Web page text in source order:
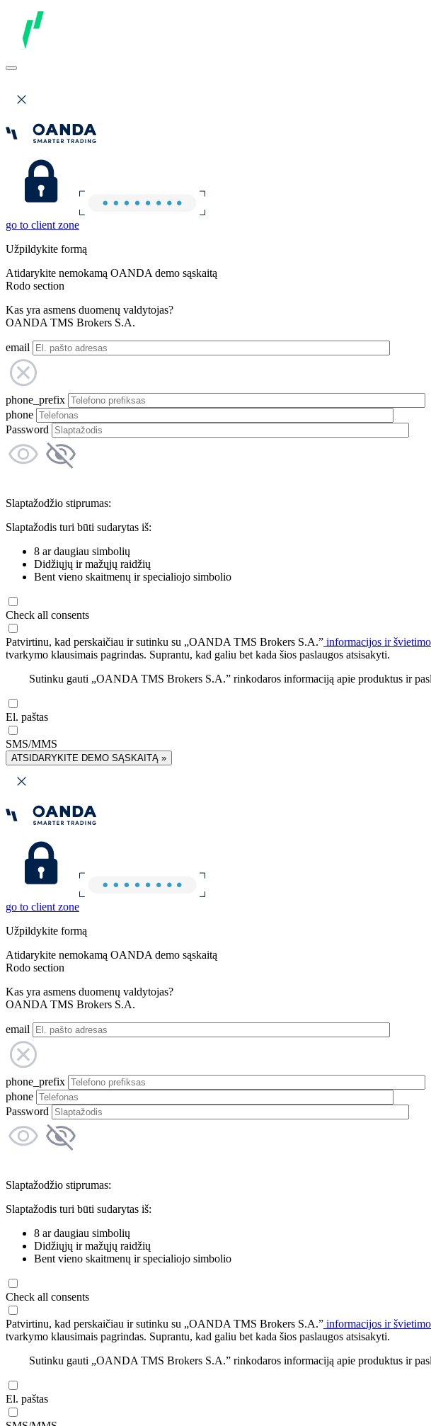
go to client zone
Užpildykite formą
Atidarykite nemokamą OANDA demo sąskaitą
Rodo section
Kas yra asmens duomenų valdytojas?
OANDA TMS Brokers S.A.
email
phone_prefix
phone
Password
Slaptažodžio stiprumas:
Slaptažodis turi būti sudarytas iš:
8 ar daugiau simbolių
Didžiųjų ir mažųjų raidžių
Bent vieno skaitmenų ir specialiojo simbolio
Check all consents
Patvirtinu, kad perskaičiau ir sutinku su „OANDA TMS Brokers S.A.” informacijos ir švietimo
tvarkymo klausimais pagrindas. Suprantu, kad galiu bet kada šios paslaugos atsisakyti.
Sutinku gauti „OANDA TMS Brokers S.A.” rinkodaros informaciją apie produktus ir
El. paštas
SMS/MMS
ATSIDARYKITE DEMO SĄSKAITĄ »
go to client zone
Užpildykite formą
Atidarykite nemokamą OANDA demo sąskaitą
Rodo section
Kas yra asmens duomenų valdytojas?
OANDA TMS Brokers S.A.
email
phone_prefix
phone
Password
Slaptažodžio stiprumas:
Slaptažodis turi būti sudarytas iš:
8 ar daugiau simbolių
Didžiųjų ir mažųjų raidžių
Bent vieno skaitmenų ir specialiojo simbolio
Check all consents
Patvirtinu, kad perskaičiau ir sutinku su „OANDA TMS Brokers S.A.” informacijos ir švietimo
tvarkymo klausimais pagrindas. Suprantu, kad galiu bet kada šios paslaugos atsisakyti.
Sutinku gauti „OANDA TMS Brokers S.A.” rinkodaros informaciją apie produktus ir
El. paštas